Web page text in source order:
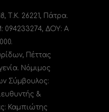
Τ.Κ. 26221, Πάτρα.
ΔΟΥ: A
Πέττας
Νόμιμος
Σύμβουλος:
&
Καμπιώτης